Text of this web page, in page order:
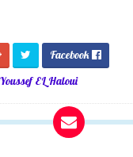
Youssef EL Haloui